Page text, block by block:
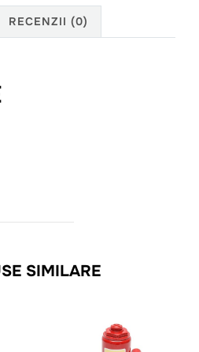
RECENZII (0)
SIMILARE